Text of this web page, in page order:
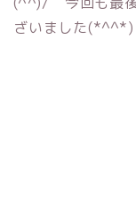
ざいました(*^^*)